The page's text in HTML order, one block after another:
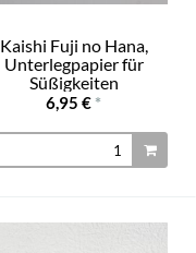
Kaishi Fuji no Hana,
Unterlegpapier für
Süßigkeiten
6,95 € *